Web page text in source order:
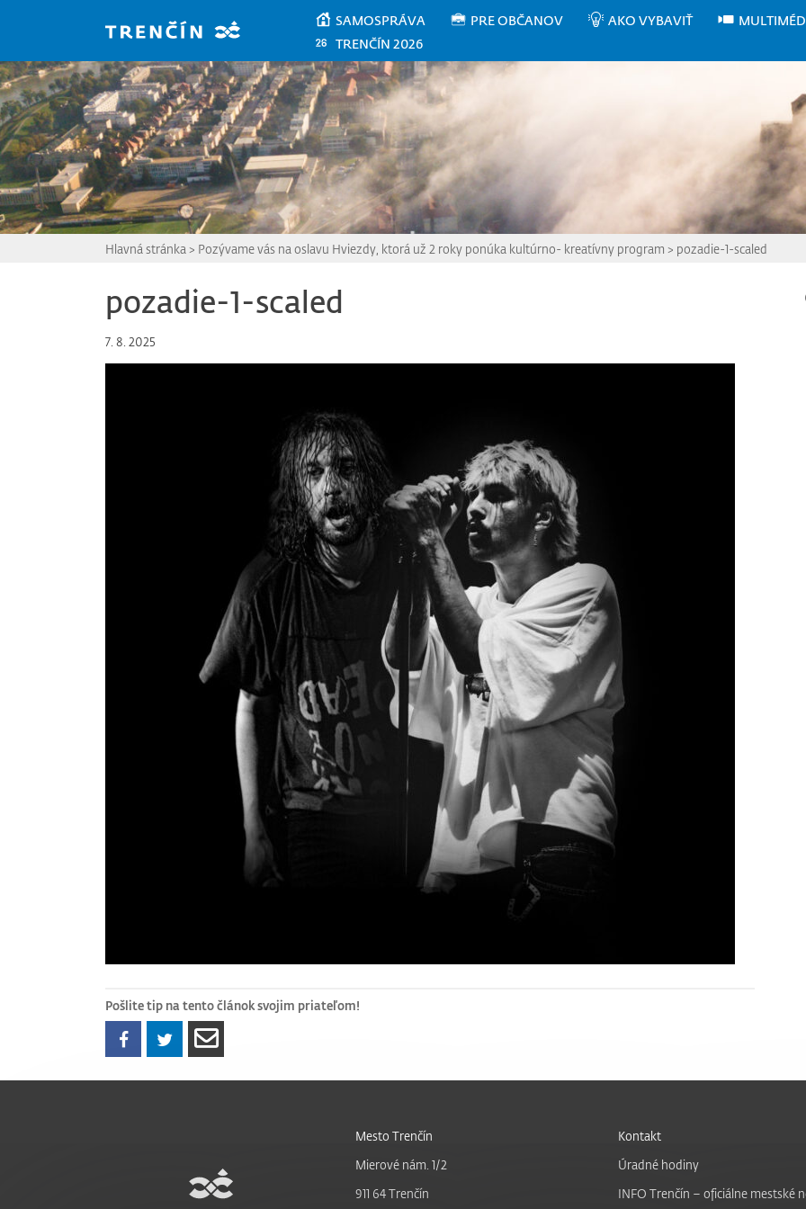
SAMOSPRÁVA PRE OBČANOV AKO VYBAVIŤ
TRENČÍN 2026
Hlavná stránka > Pozývame vás na oslavu Hviezdy, ktorá už 2 roky ponúka kultúrno- kreatívny program > pozadie-1-scaled
pozadie-1-scaled
7. 8. 2025
Pošlite tip na tento článok svojim priateľom!
Mesto Trenčín
Mierové nám. 1/2
911 64 Trenčín
Kontakt
Úradné hodiny
INFO Trenčín – oficiálne mestské